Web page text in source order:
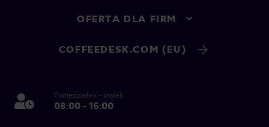
OFERTA DLA FIRM
COFFEEDESK.COM (EU)
Poniedziałek - piątek
08:00 - 16:00